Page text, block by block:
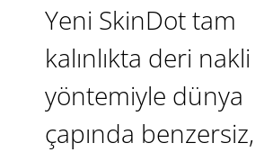
Yeni SkinDot tam
kalınlıkta deri nakli
yöntemiyle dünya
çapında benzersiz,